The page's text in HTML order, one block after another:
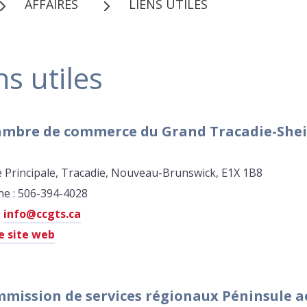
AFFAIRES LIENS UTILES
utiles
de commerce du Grand Tracadie-
Principale, Tracadie, Nouveau-Brunswick, E1X 1B8
: 506-394-4028
info@ccgts.ca
site web
de services régionaux Péninsule